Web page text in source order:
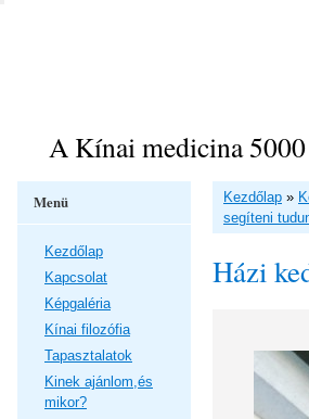
A Kínai medicina
Kezdőlap »
segíteni
Házi
Menü
Kezdőlap
Kapcsolat
Képgaléria
Kínai filozófia
Tapasztalatok
Kinek ajánlom,és
mikor?